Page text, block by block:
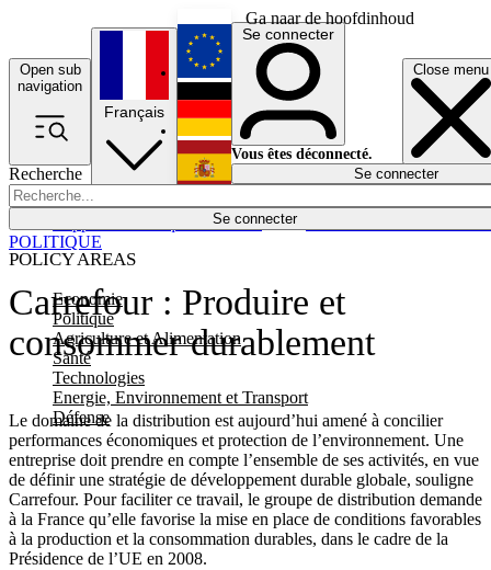
Ga naar de hoofdinhoud
Open sub
navigation
Close menu
Recherche
Se connecter
POLICY AREAS
Economie
Politique
Agriculture et Alimentation
Santé
Technologies
Energie, Environnement et Transport
Défense
Économie
Français
English
Deutsch
Español
Se connecter
Vous êtes déconnecté.
Se connecter
Carrefour : Produire et
consommer durablement
Le domaine de la distribution est aujourd’hui amené à concilier
performances économiques et protection de l’environnement. Une
entreprise doit prendre en compte l’ensemble de ses activités, en vue
de définir une stratégie de développement durable globale, souligne
Carrefour. Pour faciliter ce travail, le groupe de distribution demande
à la France qu’elle favorise la mise en place de conditions favorables
à la production et la consommation durables, dans le cadre de la
Présidence de l’UE en 2008.
POLITIQUE